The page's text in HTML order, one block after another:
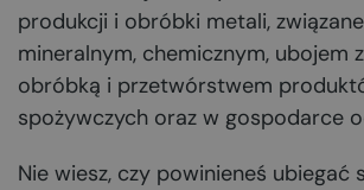
produkcji i obróbki metali,
mineralnym, chemicznym, ubojem
obróbką i przetwórstwem
spożywczych oraz w gospodarce
Nie wiesz, czy powinieneś ubiegać